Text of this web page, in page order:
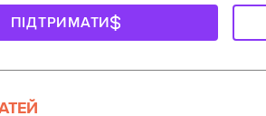
ПІДТРИМАТИ